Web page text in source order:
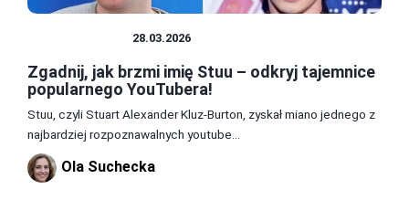
28.03.2026
Zgadnij, jak brzmi imię Stuu – odkryj tajemnice
popularnego YouTubera!
Stuu, czyli Stuart Alexander Kluz-Burton, zyskał miano jednego z
najbardziej rozpoznawalnych youtube...
Ola Suchecka